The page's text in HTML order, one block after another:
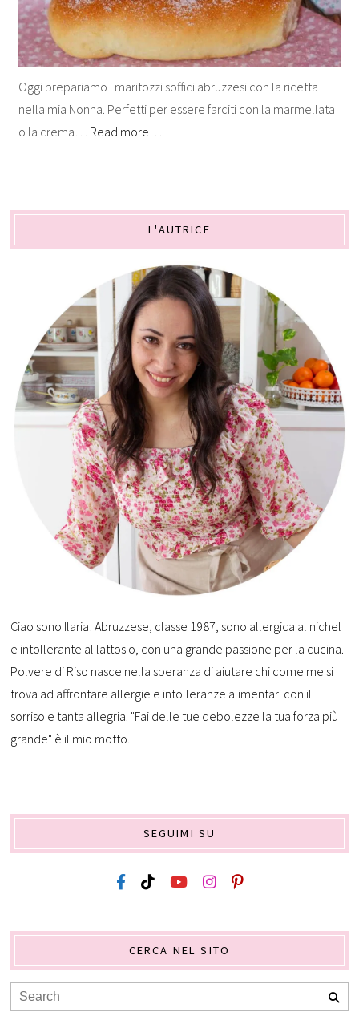
Oggi prepariamo i maritozzi soffici abruzzesi con la ricetta
nella mia Nonna. Perfetti per essere farciti con la marmellata
o la crema… Read more…
L'AUTRICE
Ciao sono Ilaria! Abruzzese, classe 1987, sono allergica al nichel
e intollerante al lattosio, con una grande passione per la cucina.
Polvere di Riso nasce nella speranza di aiutare chi come me si
trova ad affrontare allergie e intolleranze alimentari con il
sorriso e tanta allegria. "Fai delle tue debolezze la tua forza più
grande" è il mio motto.
SEGUIMI SU
CERCA NEL SITO